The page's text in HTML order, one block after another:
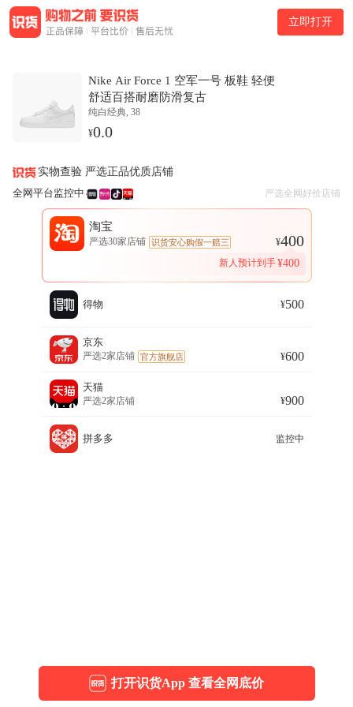
商品介绍
Nike Air Force 1 空军一号 板鞋 轻便舒适百搭耐磨防滑复古是一
功能与使用特性
在功能配置方面，货号为CW2288-111、DD8959-100、315115-
112、315122-111、314198-117、DJ1640-101、DH8061-100，品
牌为Nike/耐克，鞋面材质为皮革、合成革，鞋底材料为橡胶、
蹬，流行元素为轻运动，外显型适用场景为训练，发售日期为
2021-11-05，材质为合成革、皮革、人造革（PU）、牛皮革，明
星同款为周杰伦同款、王心凌同款、Lisa同款、莫兰特同款、勒
布朗·詹姆斯同款、贾斯汀·比伯同款、保罗·乔治同款，鞋类-内
里材质为织物，鞋头属性为圆头，鞋底款式为平跟，发售季节为
冬季，功能性为防滑、透气、减震、耐磨，货号为CW2288-
101,DH8061-100，外显型送礼场景为年货节礼物，适用季节为
春季、夏季、秋季、冬季，鞋帮高度1为低帮。
渠道信息
本页面汇总天猫、京东、拼多多、得物等多平台的购买链接与价
格信息，帮助用户快速找到可信赖的购买渠道。
价格对比与购买参考
当前商品在淘宝渠道有最低价，售价为400.00元。其他渠道：得
900.00元。本页面提供价格对比与购买决策参考，帮助用户选择
最优购买渠道。
立即打开
Nike Air Force 1 空军一号 板鞋 轻便
舒适百搭耐磨防滑复古
纯白经典, 38
¥0.0
实物查验 严选正品优质店铺
全网平台监控中
严选全网好价店铺
淘宝
严选30家店铺 识货安心购假一赔三 ¥400
新人预计到手¥400
得物 ¥500
京东
严选2家店铺 官方旗舰店 ¥600
天猫
严选2家店铺 ¥900
拼多多 监控中
打开识货App 查看全网底价